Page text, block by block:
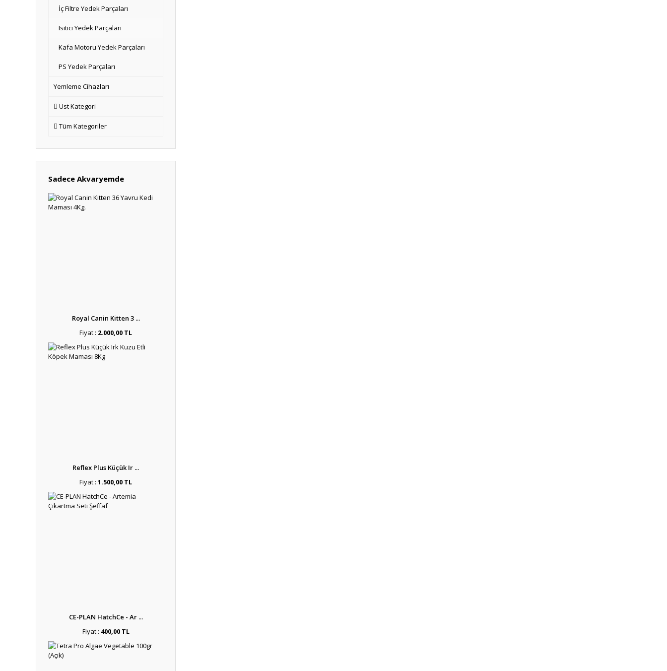
İç Filtre Yedek Parçaları
Isıtıcı Yedek Parçaları
Kafa Motoru Yedek Parçaları
PS Yedek Parçaları
Yemleme Cihazları
Üst Kategori
Tüm Kategoriler
Sadece Akvaryemde
Royal Canin Kitten 3 ...
Fiyat : 2.000,00 TL
Reflex Plus Küçük Ir ...
Fiyat : 1.500,00 TL
CE-PLAN HatchCe - Ar ...
Fiyat : 400,00 TL